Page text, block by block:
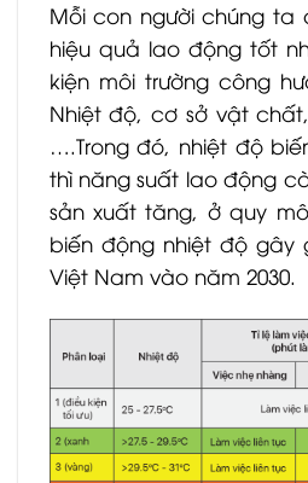
Mỗi con người chúng ta
hiệu quả lao động tốt
kiện môi trường công
Nhiệt độ, cơ sở vật
….Trong đó, nhiệt độ
thì năng suất lao động
sản xuất tăng, ở quy
biến động nhiệt độ gây
Việt Nam vào năm 2030.